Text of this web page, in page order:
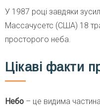
У 1987 році завдяки
Массачусетс (США) 18
просторого неба.
Цікаві факти
Небо – це видима